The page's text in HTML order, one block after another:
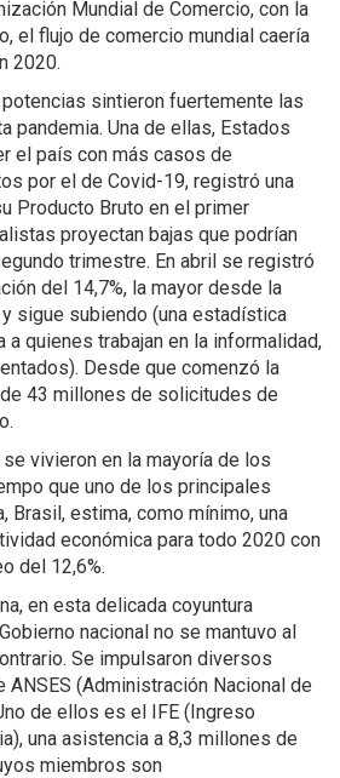
Mundial de Comercio, con la
el flujo de comercio mundial caería
2020.
sintieron fuertemente las
pandemia. Una de ellas, Estados
el país con más casos de
por el de Covid-19, registró una
Producto Bruto en el primer
proyectan bajas que podrían
trimestre. En abril se registró
del 14,7%, la mayor desde la
sigue subiendo (una estadística
a quienes trabajan en la informalidad,
Desde que comenzó la
43 millones de solicitudes de
vivieron en la mayoría de los
que uno de los principales
Brasil, estima, como mínimo, una
económica para todo 2020 con
del 12,6%.
en esta delicada coyuntura
nacional no se mantuvo al
Se impulsaron diversos
ANSES (Administración Nacional de
de ellos es el IFE (Ingreso
una asistencia a 8,3 millones de
miembros son